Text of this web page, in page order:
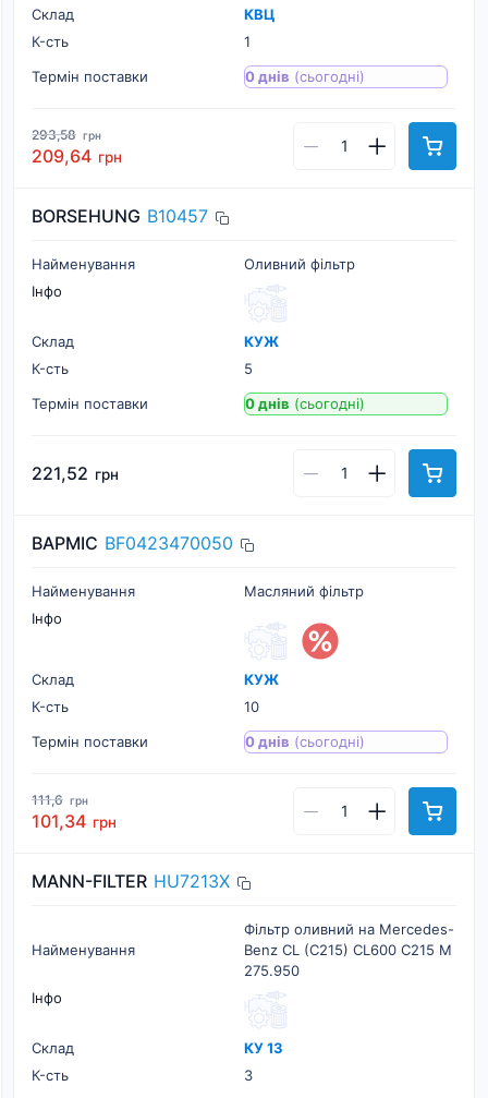
Склад
КВЦ
К-cть
1
Термін поставки
0 днів (сьогодні)
293,58 грн
209,64 грн
BORSEHUNG B10457
Найменування
Оливний фільтр
Інфо
Склад
КУЖ
К-cть
5
Термін поставки
0 днів (сьогодні)
221,52 грн
BAPMIC BF0423470050
Найменування
Масляний фільтр
Інфо
Склад
КУЖ
К-cть
10
Термін поставки
0 днів (сьогодні)
111,6 грн
101,34 грн
MANN-FILTER HU7213X
Найменування
Фільтр оливний на Mercedes-
Benz CL (C215) CL600 C215 M
275.950
Інфо
Склад
КУ 13
К-cть
3